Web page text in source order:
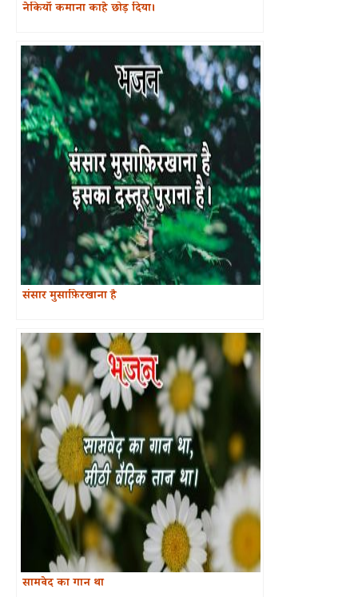
नेकियाँ कमाना काहे छोड़ दिया।
संसार मुसाफ़िरखाना है
सामवेद का गान था